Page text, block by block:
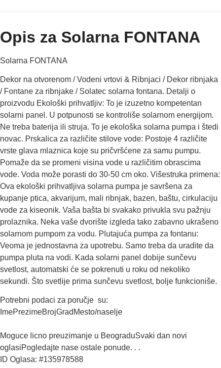
Opis za Solarna FONTANA
Solarna FONTANA
Dekor na otvorenom / Vodeni vrtovi & Ribnjaci / Dekor ribnjaka
/ Fontane za ribnjake / Solatec solarna fontana. Detalji o
proizvodu Ekološki prihvatljiv: To je izuzetno kompetentan
solarni panel. U potpunosti se kontroliše solarnom energijom.
Ne treba baterija ili struja. To je ekološka solarna pumpa i štedi
novac. Prskalica za različite stilove vode: Postoje 4 različite
vrste glava mlaznica koje su pričvršćene za samu pumpu.
Pomaže da se promeni visina vode u različitim obrascima
vode. Voda može porasti do 30-50 cm oko. Višestruka primena:
Ova ekološki prihvatljiva solarna pumpa je savršena za
kupanje ptica, akvarijum, mali ribnjak, bazen, baštu, cirkulaciju
vode za kiseonik. Vaša bašta bi svakako privukla svu pažnju
prolaznika. Neka vaše dvorište izgleda tako zabavno ukrašeno
solarnom pumpom za vodu. Plutajuća pumpa za fontanu:
Veoma je jednostavna za upotrebu. Samo treba da uradite da
pumpa pluta na vodi. Kada solarni panel dobije sunčevu
svetlost, automatski će se pokrenuti u roku od nekoliko
sekundi. Što svetlije prima sunčevu svetlost, bolje funkcioniše.
Potrebni podaci za poručje su:
ImePrezimeBrojGradMesto/naselje
Moguce licno preuzimanje u BeograduSvaki dan novi
oglasiPogledajte nase ostale ponude. . .
ID Oglasa: #135978588